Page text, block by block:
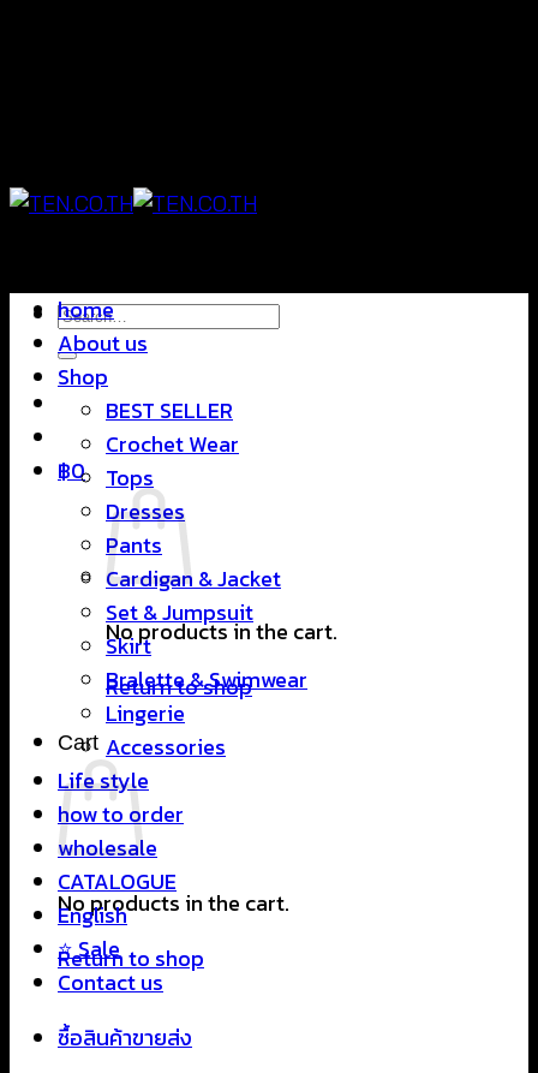
Search
for:
฿0
No products in the cart.
Return to shop
Cart
No products in the cart.
Return to shop
home
About us
Shop
BEST SELLER
Crochet Wear
Tops
Dresses
Pants
Cardigan & Jacket
Set & Jumpsuit
Skirt
Bralette & Swimwear
Lingerie
Accessories
Life style
how to order
wholesale
CATALOGUE
English
⭐ Sale
Contact us
ซื้อสินค้าขายส่ง